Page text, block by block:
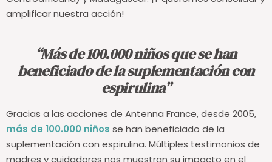
Centroafricana) y Madagascar. ¡Y queremos consolidar y
amplificar nuestra acción!
“Más de 100.000 niños que se han
beneficiado de la suplementación con
espirulina”
Gracias a las acciones de Antenna France, desde 2005,
más de 100.000 niños
se han beneficiado de la
suplementación con espirulina. Múltiples testimonios de